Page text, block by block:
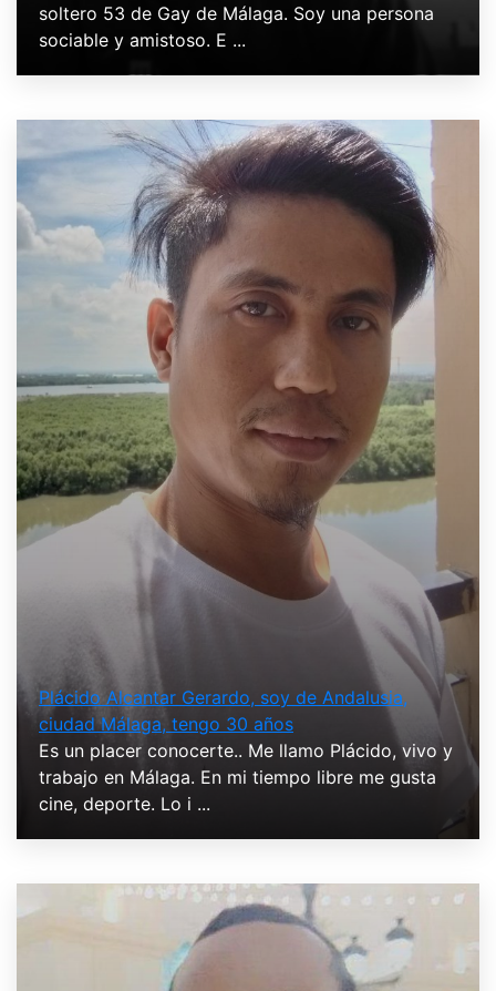
soltero 53 de Gay de Málaga. Soy una persona
sociable y amistoso. E ...
Plácido Alcantar Gerardo, soy de Andalusia,
ciudad Málaga, tengo 30 años
Es un placer conocerte.. Me llamo Plácido, vivo y
trabajo en Málaga. En mi tiempo libre me gusta
cine, deporte. Lo i ...